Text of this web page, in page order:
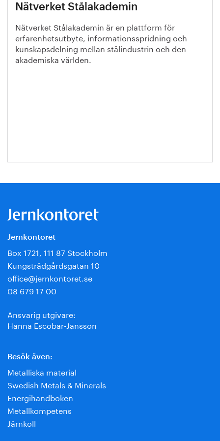
Nätverket Stålakademin
Nätverket Stålakademin är en plattform för
erfarenhetsutbyte, informationsspridning och
kunskapsdelning mellan stålindustrin och den
akademiska världen.
Jernkontoret
Box 1721, 111 87 Stockholm
Kungsträdgårdsgatan 10
office@jernkontoret.se
08 679 17 00
Ansvarig utgivare:
Hanna Escobar-Jansson
Besök även:
Metalliska material
Swedish Metals & Minerals
Energihandboken
Metallkompetens
Järnkoll